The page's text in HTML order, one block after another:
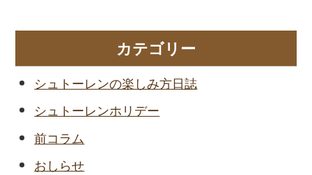
カテゴリー
シュトーレンの楽しみ方日誌
シュトーレンホリデー
前コラム
おしらせ